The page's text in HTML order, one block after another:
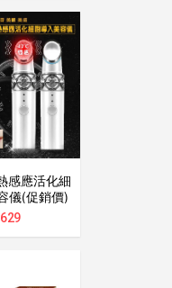
感應活化細
儀(促銷價)
629